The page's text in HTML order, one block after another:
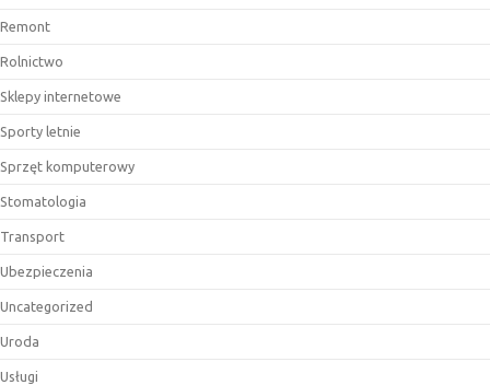
Remont
Rolnictwo
Sklepy internetowe
Sporty letnie
Sprzęt komputerowy
Stomatologia
Transport
Ubezpieczenia
Uncategorized
Uroda
Usługi